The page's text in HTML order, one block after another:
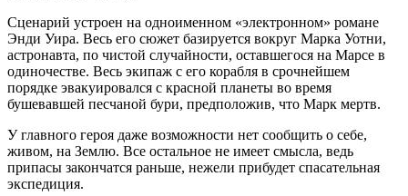
Сценарий устроен на одноименном «электронном» романе
Энди Уира. Весь его сюжет базируется вокруг Марка Уотни,
астронавта, по чистой случайности, оставшегося на Марсе в
одиночестве. Весь экипаж с его корабля в срочнейшем
порядке эвакуировался с красной планеты во время
бушевавшей песчаной бури, предположив, что Марк мертв.
У главного героя даже возможности нет сообщить о себе,
живом, на Землю. Все остальное не имеет смысла, ведь
припасы закончатся раньше, нежели прибудет спасательная
экспедиция.